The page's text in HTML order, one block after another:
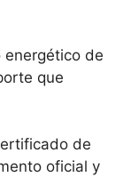
energético de
que
de
oficial y